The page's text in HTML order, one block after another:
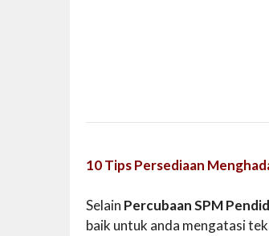
10 Tips Persediaan
Selain Percubaan SPM
baik untuk anda mengatasi